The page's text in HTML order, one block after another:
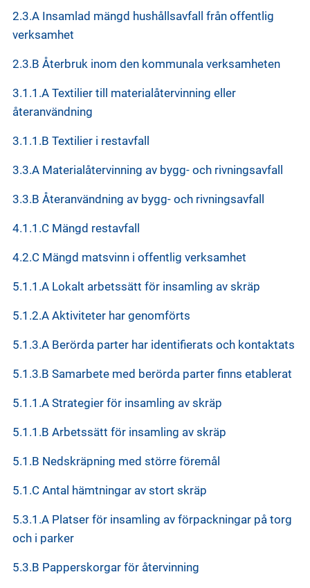
2.3.A Insamlad mängd hushållsavfall från offentlig
verksamhet
2.3.B Återbruk inom den kommunala verksamheten
3.1.1.A Textilier till materialåtervinning eller
återanvändning
3.1.1.B Textilier i restavfall
3.3.A Materialåtervinning av bygg- och rivningsavfall
3.3.B Återanvändning av bygg- och rivningsavfall
4.1.1.C Mängd restavfall
4.2.C Mängd matsvinn i offentlig verksamhet
5.1.1.A Lokalt arbetssätt för insamling av skräp
5.1.2.A Aktiviteter har genomförts
5.1.3.A Berörda parter har identifierats och kontaktats
5.1.3.B Samarbete med berörda parter finns etablerat
5.1.1.A Strategier för insamling av skräp
5.1.1.B Arbetssätt för insamling av skräp
5.1.B Nedskräpning med större föremål
5.1.C Antal hämtningar av stort skräp
5.3.1.A Platser för insamling av förpackningar på torg
och i parker
5.3.B Papperskorgar för återvinning